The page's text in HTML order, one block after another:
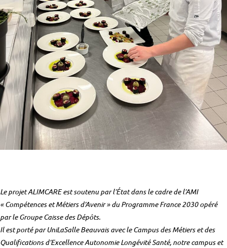
Le projet ALIMCARE est soutenu par l’État dans le cadre de l’AMI
« Compétences et Métiers d’Avenir » du Programme France 2030 opéré
par le Groupe Caisse des Dépôts.
Il est porté par UniLaSalle Beauvais avec le Campus des Métiers et des
Qualifications d’Excellence Autonomie Longévité Santé, notre campus et